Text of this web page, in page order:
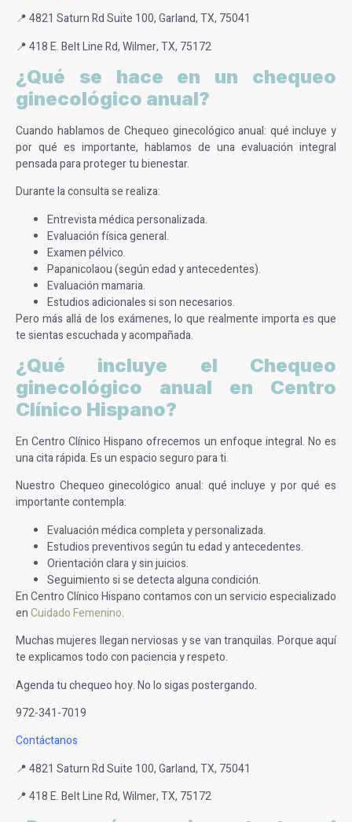
📍 4821 Saturn Rd Suite 100, Garland, TX, 75041
📍 418 E. Belt Line Rd, Wilmer, TX, 75172
¿Qué se hace en un chequeo
ginecológico anual?
Cuando hablamos de Chequeo ginecológico anual: qué incluye y
por qué es importante, hablamos de una evaluación integral
pensada para proteger tu bienestar.
Durante la consulta se realiza:
Entrevista médica personalizada.
Evaluación física general.
Examen pélvico.
Papanicolaou (según edad y antecedentes).
Evaluación mamaria.
Estudios adicionales si son necesarios.
Pero más allá de los exámenes, lo que realmente importa es que
te sientas escuchada y acompañada.
¿Qué incluye el Chequeo
ginecológico anual en Centro
Clínico Hispano?
En Centro Clínico Hispano ofrecemos un enfoque integral. No es
una cita rápida. Es un espacio seguro para ti.
Nuestro Chequeo ginecológico anual: qué incluye y por qué es
importante contempla:
Evaluación médica completa y personalizada.
Estudios preventivos según tu edad y antecedentes.
Orientación clara y sin juicios.
Seguimiento si se detecta alguna condición.
En Centro Clínico Hispano contamos con un servicio especializado
enCuidado Femenino.
Muchas mujeres llegan nerviosas y se van tranquilas. Porque aquí
te explicamos todo con paciencia y respeto.
Agenda tu chequeo hoy. No lo sigas postergando.
972-341-7019
Contáctanos
📍 4821 Saturn Rd Suite 100, Garland, TX, 75041
📍 418 E. Belt Line Rd, Wilmer, TX, 75172